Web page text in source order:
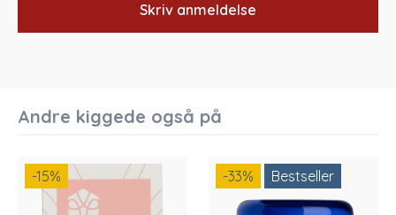
Skriv anmeldelse
Andre kiggede også på
-15% -33% Bestseller